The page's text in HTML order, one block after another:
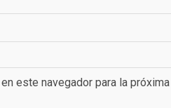
este navegador para la